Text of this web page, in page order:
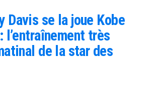
Davis se la joue Kobe
l’entraînement très
de la star des